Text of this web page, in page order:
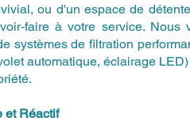
ou d'un espace de
faire à votre service. Nous
systèmes de filtration
automatique, éclairage
et Réactif